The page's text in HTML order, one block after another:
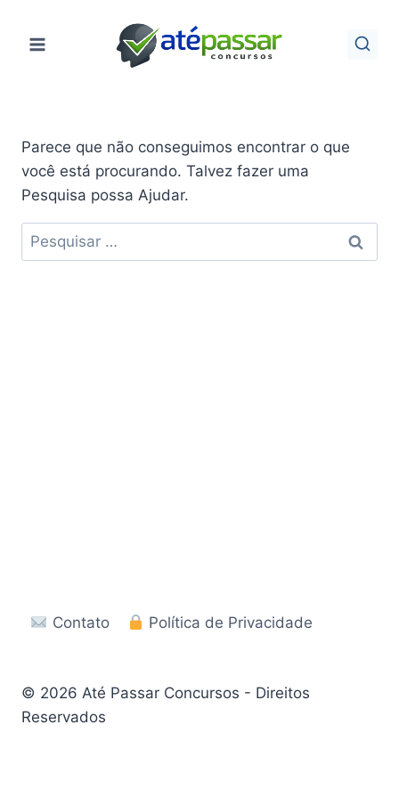
para
Parece que não conseguimos encontrar o que
você está procurando. Talvez fazer uma
Pesquisa possa Ajudar.
Pesquisar
por:
Contato Política de Privacidade
© 2026 Até Passar Concursos - Direitos
Reservados